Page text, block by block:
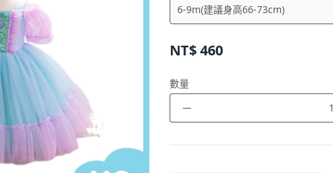
NT$460
數量
－